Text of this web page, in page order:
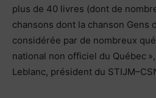
plus de 40 livres (dont de
chansons dont la chanson Gens
considérée par de nombreux
national non officiel du Québec
Leblanc, président du